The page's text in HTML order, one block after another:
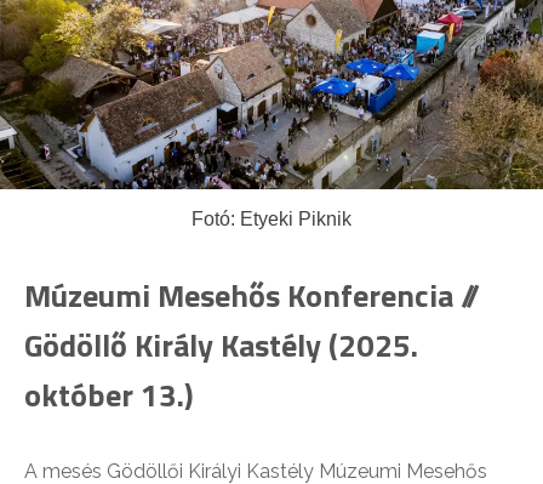
Fotó: Etyeki Piknik
Múzeumi Mesehős Konferencia //
Gödöllő Király Kastély (2025.
október 13.)
A mesés Gödöllői Királyi Kastély Múzeumi Mesehős